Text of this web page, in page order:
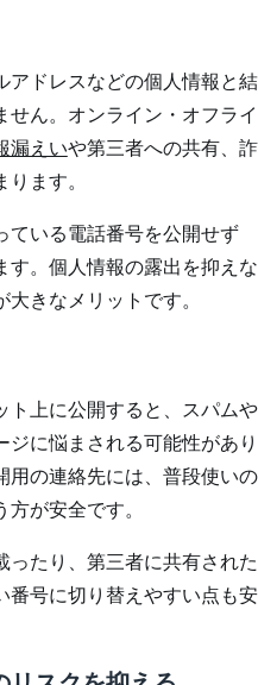
アドレスなどの個人情報と結
ん。オンライン・オフライ
漏えいや第三者への共有、詐
ます。
ている電話番号を公開せず
す。個人情報の露出を抑えな
きなメリットです。
ト上に公開すると、スパムや
に悩まされる可能性があり
用の連絡先には、普段使いの
が安全です。
たり、第三者に共有された
番号に切り替えやすい点も安